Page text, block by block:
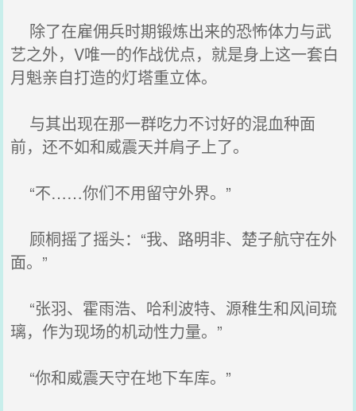
除了在雇佣兵时期锻炼出来的恐怖体力与武
艺之外，V唯一的作战优点，就是身上这一套白
月魁亲自打造的灯塔重立体。
与其出现在那一群吃力不讨好的混血种面
前，还不如和威震天并肩子上了。
“不……你们不用留守外界。”
顾桐摇了摇头：“我、路明非、楚子航守在外
面。”
“张羽、霍雨浩、哈利波特、源稚生和风间琉
璃，作为现场的机动性力量。”
“你和威震天守在地下车库。”